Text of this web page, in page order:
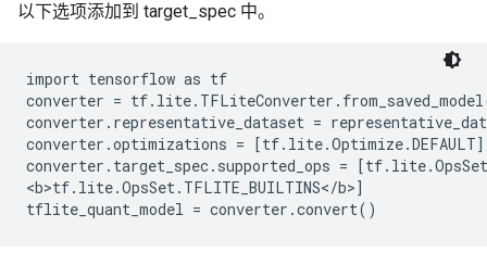
以下选项添加到 target_spec 中。
import tensorflow as tf
converter =
converter.representative_dataset =
converter.optimizations = [tf.lite.Optimize.DEFAULT]
converter.target_spec.supported_ops =
<b>tf.lite.OpsSet.TFLITE_BUILTINS</b>]